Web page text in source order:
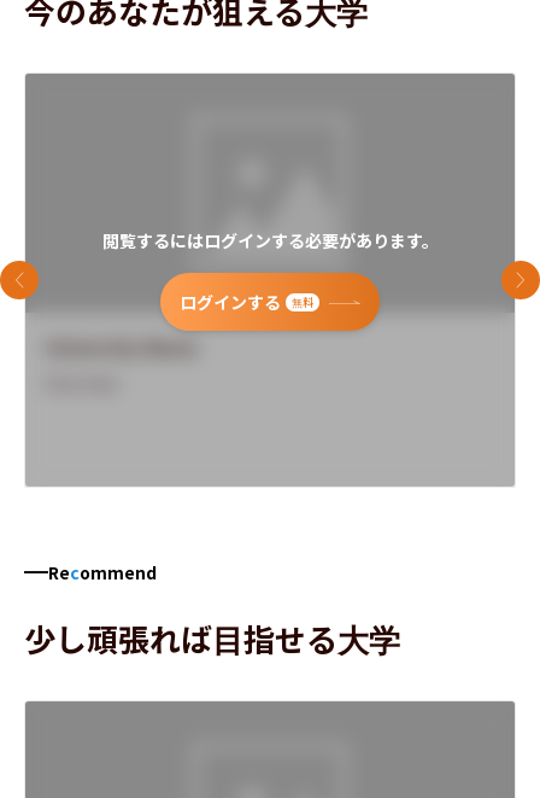
今のあなたが狙える大学
閲覧するにはログインする必要があります。
ログインする 無料
前のスライド 次
Recommend
少し頑張れば目指せる大学